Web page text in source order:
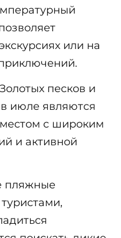
или на
песков и
июле являются
с широким
и активной
пляжные